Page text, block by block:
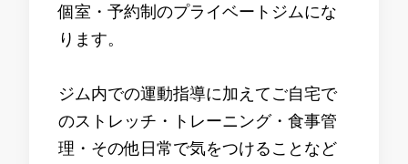
個室・予約制のプライベートジムにな
ります。
ジム内での運動指導に加えてご自宅で
のストレッチ・トレーニング・食事管
理・その他日常で気をつけることなど